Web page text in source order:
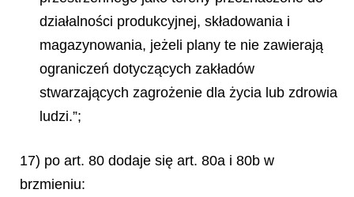
działalności produkcyjnej, składowania i
magazynowania, jeżeli plany te nie zawierają
ograniczeń dotyczących zakładów
stwarzających zagrożenie dla życia lub zdrowia
ludzi.”;
17) po art. 80 dodaje się art. 80a i 80b w
brzmieniu: